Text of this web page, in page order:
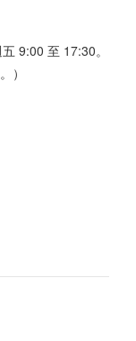
9:00 至 17:30。
）